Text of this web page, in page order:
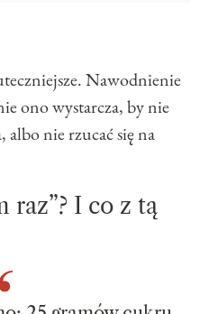
Nawodnienie
ono wystarcza, by nie
albo nie rzucać się na
raz”? I co z tą